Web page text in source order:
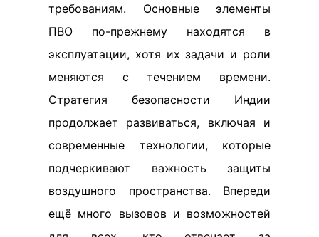
требованиям. Основные элементы
ПВО по-прежнему находятся в
эксплуатации, хотя их задачи и роли
меняются с течением времени.
Стратегия безопасности Индии
продолжает развиваться, включая и
современные технологии, которые
подчеркивают важность защиты
воздушного пространства. Впереди
ещё много вызовов и возможностей